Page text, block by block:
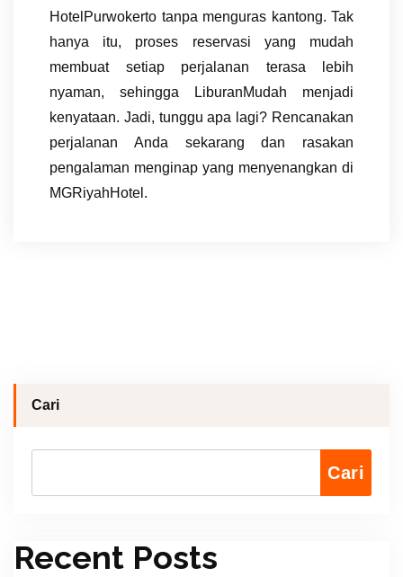
HotelPurwokerto tanpa menguras kantong. Tak
hanya itu, proses reservasi yang mudah
membuat setiap perjalanan terasa lebih
nyaman, sehingga LiburanMudah menjadi
kenyataan. Jadi, tunggu apa lagi? Rencanakan
perjalanan Anda sekarang dan rasakan
pengalaman menginap yang menyenangkan di
MGRiyahHotel.
Cari
Cari
Recent Posts